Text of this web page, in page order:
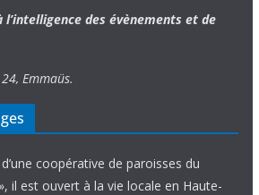
l’intelligence des évènements et de
Emmaüs.
coopérative de paroisses du
il est ouvert à la vie locale en Haute-